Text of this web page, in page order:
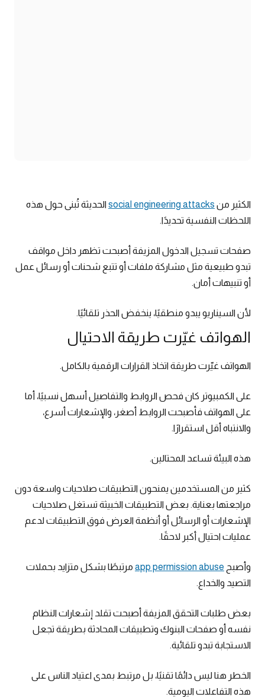
الكثير من social engineering attacks الحديثة تُبنى حول هذه
اللحظات النفسية تحديدًا.
صفحات تسجيل الدخول المزيفة أصبحت تظهر داخل مواقف
تبدو طبيعية مثل مشاركة ملفات أو تتبع شحنات أو رسائل عمل
أو تنبيهات أمان.
لأن السيناريو يبدو منطقيًا، ينخفض الحذر تلقائيًا.
الهواتف غيّرت طريقة الاحتيال
الهواتف غيّرت طريقة اتخاذ القرارات الرقمية بالكامل.
على الكمبيوتر كان فحص الروابط والتفاصيل أسهل نسبيًا، أما
على الهواتف فأصبحت الروابط أصغر، والإشعارات أسرع،
والانتباه أقل استقرارًا.
هذه البيئة تساعد المحتالين.
كثير من المستخدمين يمنحون التطبيقات صلاحيات واسعة دون
مراجعتها بعناية. بعض التطبيقات الخبيثة تستغل صلاحيات
الإشعارات أو الرسائل أو أنظمة العرض فوق التطبيقات لدعم
عمليات احتيال أكبر لاحقًا.
وأصبح app permission abuse مرتبطًا بشكل متزايد بحملات
التصيد والخداع.
بعض طلبات التحقق المزيفة أصبحت تقلد إشعارات النظام
نفسه أو صفحات البنوك وتطبيقات المحادثة بطريقة تجعل
الاستجابة تبدو تلقائية.
الخطر هنا ليس دائمًا تقنيًا، بل مرتبط بمدى اعتياد الناس على
هذه التفاعلات اليومية.